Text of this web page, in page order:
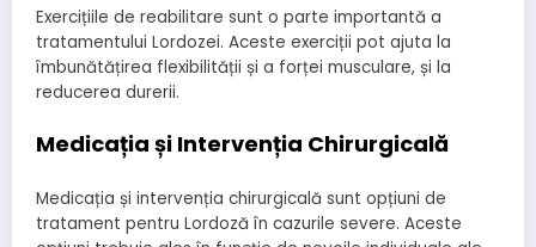
Exercițiile de reabilitare sunt o parte importantă a
tratamentului Lordozei. Aceste exerciții pot ajuta la
îmbunătățirea flexibilității și a forței musculare, și la
reducerea durerii.
Medicația și Intervenția Chirurgicală
Medicația și intervenția chirurgicală sunt opțiuni de
tratament pentru Lordoză în cazurile severe. Aceste